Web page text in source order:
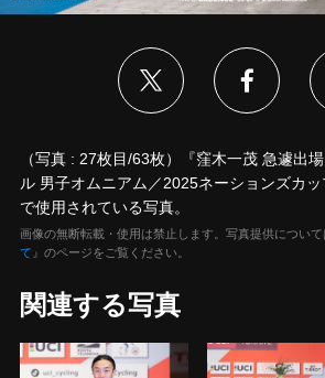
（写真 : 27枚目/63枚）『窪木一茂 急遽出
ル 男子オムニアム／2025ネーションズカッ
で使用されている写真。
画像の無断転載・使用は禁止します。写真提供について
て 』のページをご覧ください。
関連する写真